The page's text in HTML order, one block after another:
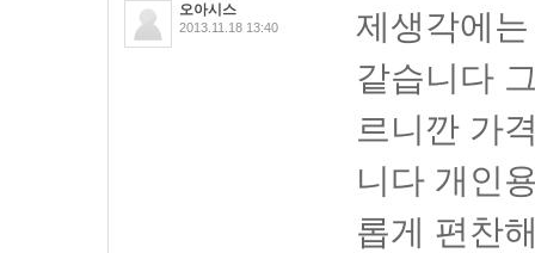
오아시스
2013.11.18 13:40
제생각에
같습니다
르니깐 가
니다 개인
롭게 편찬